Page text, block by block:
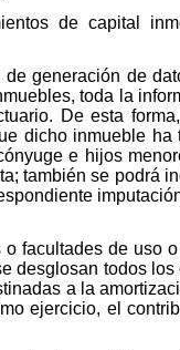
de capital
generación de
toda la
De esta
dicho inmueble ha
e hijos
también se podrá
facultades de uso
desglosan todos
a la
ejercicio, el